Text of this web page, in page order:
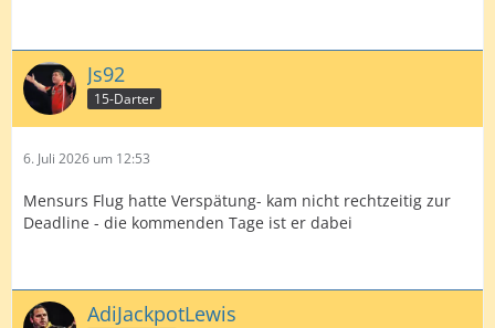
Js92
15-Darter
6. Juli 2026 um 12:53
Mensurs Flug hatte Verspätung- kam nicht rechtzeitig zur
Deadline - die kommenden Tage ist er dabei
AdiJackpotLewis